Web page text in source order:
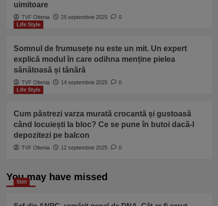
uimitoare
TVF Oltenia 25 septembrie 2025
0
Life Style
Somnul de frumusețe nu este un mit. Un expert
explică modul în care odihna menține pielea
sănătoasă și tânără
TVF Oltenia 14 septembrie 2025
0
Life Style
Cum păstrezi varza murată crocantă și gustoasă
când locuiești la bloc? Ce se pune în butoi dacă-l
depozitezi pe balcon
TVF Oltenia 12 septembrie 2025 0
You may have missed
Stiri